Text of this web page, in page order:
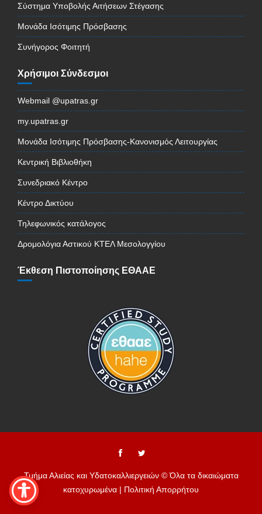
Σύστημα Υποβολής Αιτήσεων Στέγασης
Μονάδα Ισότιμης Πρόσβασης
Συνήγορος Φοιτητή
Χρήσιμοι Σύνδεσμοι
Webmail @upatras.gr
my.upatras.gr
Μονάδα Ισότιμης Πρόσβασης-Κανονισμός Λειτουργίας
Κεντρική Βιβλιοθήκη
Συνεδριακό Κέντρο
Κέντρο Δικτύου
Τηλεφωνικός κατάλογος
Δρομολόγια Αστικού ΚΤΕΛ Μεσολογγίου
Έκθεση Πιστοποίησης ΕΘΑΑΕ
Τμήμα Αλιείας και Υδατοκαλλιεργειών © Όλα τα δικαιώματα
κατοχυρωμένα | Πολιτική Απορρήτου